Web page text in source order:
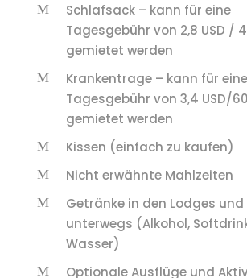
Schlafsack – kann für eine
Tagesgebühr von 2,8 USD /
gemietet werden
Krankentrage – kann für eine
Tagesgebühr von 3,4 USD/
gemietet werden
Kissen (einfach zu kaufen)
Nicht erwähnte Mahlzeiten
Getränke in den Lodges und
unterwegs (Alkohol,
Wasser)
Optionale Ausflüge und